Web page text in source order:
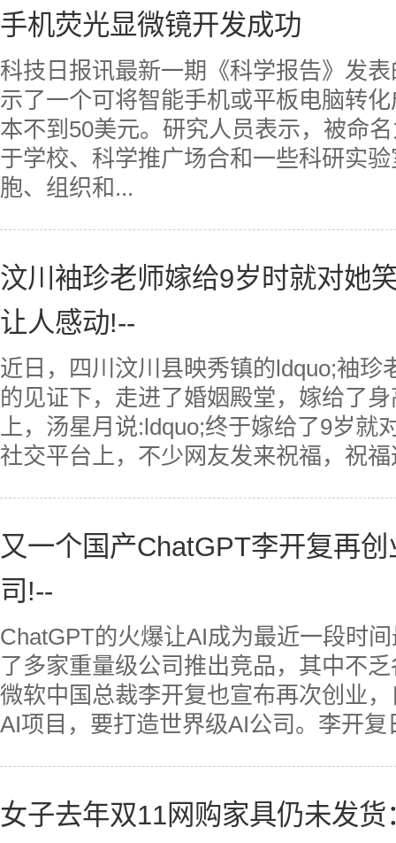
手机荧光显微镜开发成功
科技日报讯最新一期《科学报告》发
示了一个可将智能手机或平板电脑转
本不到50美元。研究人员表示，被命
于学校、科学推广场合和一些科研实
胞、组织和...
汶川袖珍老师嫁给9岁时就对她
让人感动!--
近日，四川汶川县映秀镇的ldquo;袖珍
的见证下，走进了婚姻殿堂，嫁给了
上，汤星月说:ldquo;终于嫁给了9岁就
社交平台上，不少网友发来祝福，祝
又一个国产ChatGPT李开复再
司!--
ChatGPT的火爆让AI成为最近一段时
了多家重量级公司推出竞品，其中不
微软中国总裁李开复也宣布再次创业
AI项目，要打造世界级AI公司。李开
女子去年双11网购家具仍未发